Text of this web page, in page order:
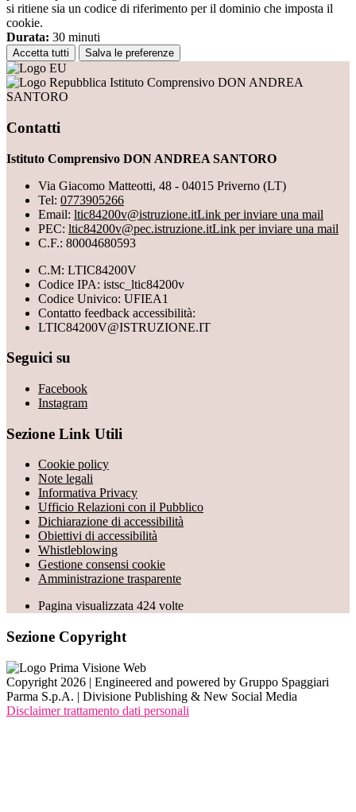
si ritiene sia un codice di riferimento per il dominio che imposta il
cookie.
Durata: 30 minuti
Accetta tutti Salva le preferenze
Istituto Comprensivo DON ANDREA
SANTORO
Contatti
Istituto Comprensivo DON ANDREA SANTORO
Via Giacomo Matteotti, 48 - 04015 Priverno (LT)
Tel: 0773905266
Email: ltic84200v@istruzione.itLink per inviare una mail
PEC: ltic84200v@pec.istruzione.itLink per inviare una mail
C.F.: 80004680593
C.M: LTIC84200V
Codice IPA: istsc_ltic84200v
Codice Univico: UFIEA1
Contatto feedback accessibilità:
LTIC84200V@ISTRUZIONE.IT
Seguici su
Facebook
Instagram
Sezione Link Utili
Cookie policy
Note legali
Informativa Privacy
Ufficio Relazioni con il Pubblico
Dichiarazione di accessibilità
Obiettivi di accessibilità
Whistleblowing
Gestione consensi cookie
Amministrazione trasparente
Pagina visualizzata 424 volte
Sezione Copyright
Copyright 2026 | Engineered and powered by Gruppo Spaggiari
Parma S.p.A. | Divisione Publishing & New Social Media
Disclaimer trattamento dati personali